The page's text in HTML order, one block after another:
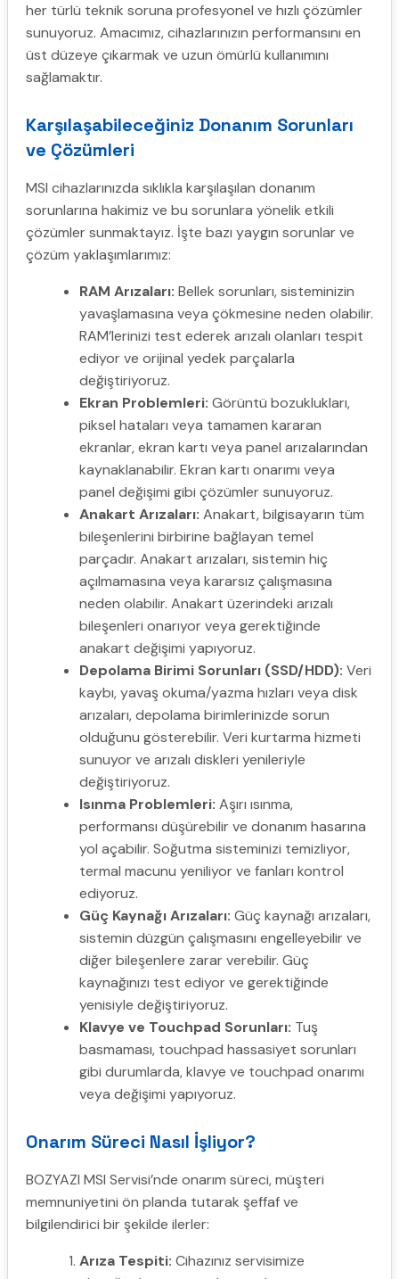
her türlü teknik soruna profesyonel ve hızlı çözümler
sunuyoruz. Amacımız, cihazlarınızın performansını en
üst düzeye çıkarmak ve uzun ömürlü kullanımını
sağlamaktır.
Karşılaşabileceğiniz Donanım Sorunları
ve Çözümleri
MSI cihazlarınızda sıklıkla karşılaşılan donanım
sorunlarına hakimiz ve bu sorunlara yönelik etkili
çözümler sunmaktayız. İşte bazı yaygın sorunlar ve
çözüm yaklaşımlarımız:
RAM Arızaları: Bellek sorunları, sisteminizin
yavaşlamasına veya çökmesine neden olabilir.
RAM’lerinizi test ederek arızalı olanları tespit
ediyor ve orijinal yedek parçalarla
değiştiriyoruz.
Ekran Problemleri: Görüntü bozuklukları,
piksel hataları veya tamamen kararan
ekranlar, ekran kartı veya panel arızalarından
kaynaklanabilir. Ekran kartı onarımı veya
panel değişimi gibi çözümler sunuyoruz.
Anakart Arızaları: Anakart, bilgisayarın tüm
bileşenlerini birbirine bağlayan temel
parçadır. Anakart arızaları, sistemin hiç
açılmamasına veya kararsız çalışmasına
neden olabilir. Anakart üzerindeki arızalı
bileşenleri onarıyor veya gerektiğinde
anakart değişimi yapıyoruz.
Depolama Birimi Sorunları (SSD/HDD): Veri
kaybı, yavaş okuma/yazma hızları veya disk
arızaları, depolama birimlerinizde sorun
olduğunu gösterebilir. Veri kurtarma hizmeti
sunuyor ve arızalı diskleri yenileriyle
değiştiriyoruz.
Isınma Problemleri: Aşırı ısınma,
performansı düşürebilir ve donanım hasarına
yol açabilir. Soğutma sisteminizi temizliyor,
termal macunu yeniliyor ve fanları kontrol
ediyoruz.
Güç Kaynağı Arızaları: Güç kaynağı arızaları,
sistemin düzgün çalışmasını engelleyebilir ve
diğer bileşenlere zarar verebilir. Güç
kaynağınızı test ediyor ve gerektiğinde
yenisiyle değiştiriyoruz.
Klavye ve Touchpad Sorunları: Tuş
basmaması, touchpad hassasiyet sorunları
gibi durumlarda, klavye ve touchpad onarımı
veya değişimi yapıyoruz.
Onarım Süreci Nasıl İşliyor?
BOZYAZI MSI Servisi’nde onarım süreci, müşteri
memnuniyetini ön planda tutarak şeffaf ve
bilgilendirici bir şekilde ilerler:
Arıza Tespiti: Cihazınız servisimize